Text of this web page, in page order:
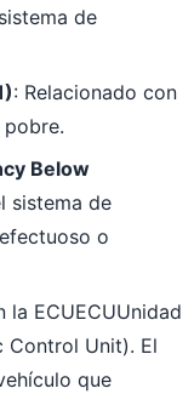
de
: Relacionado con
Below
sistema de
o
la ECUECUUnidad
Control Unit). El
que